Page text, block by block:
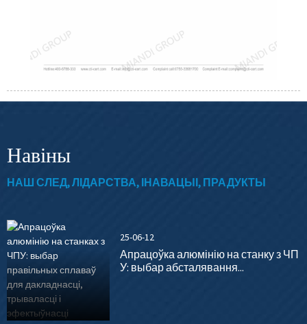
Навіны
НАШ СЛЕД, ЛІДАРСТВА, ІНАВАЦЫІ, ПРАДУКТЫ
25-06-12
Апрацоўка алюмінію на станку з ЧП
У: выбар абсталявання...